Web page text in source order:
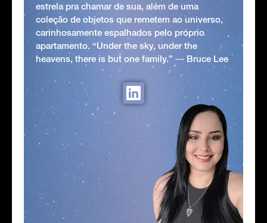
estrela pra chamar de sua, além de uma
coleção de objetos que remetem ao universo,
carinhosamente espalhados pelo próprio
apartamento. “Under the sky, under the
heavens, there is but one family.” ― Bruce Lee